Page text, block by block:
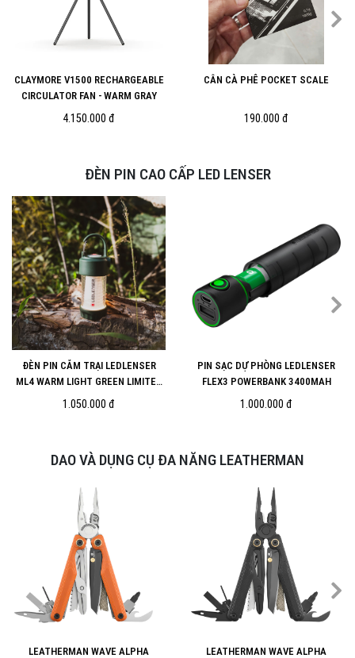
CLAYMORE V1500 RECHARGEABLE
CIRCULATOR FAN - WARM GRAY
4.150.000 đ
CÂN CÀ PHÊ POCKET SCALE
190.000 đ
ĐÈN PIN CAO CẤP LED LENSER
ĐÈN PIN CẮM TRẠI LEDLENSER
ML4 WARM LIGHT GREEN LIMITED
EDITION
1.050.000 đ
PIN SẠC DỰ PHÒNG LEDLENSER
FLEX3 POWERBANK 3400MAH
1.000.000 đ
DAO VÀ DỤNG CỤ ĐA NĂNG LEATHERMAN
LEATHERMAN WAVE ALPHA
LEATHERMAN WAVE ALPHA